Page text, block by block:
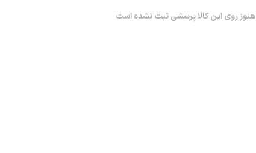
هنوز روی این کالا پرسشی ثبت نشده است